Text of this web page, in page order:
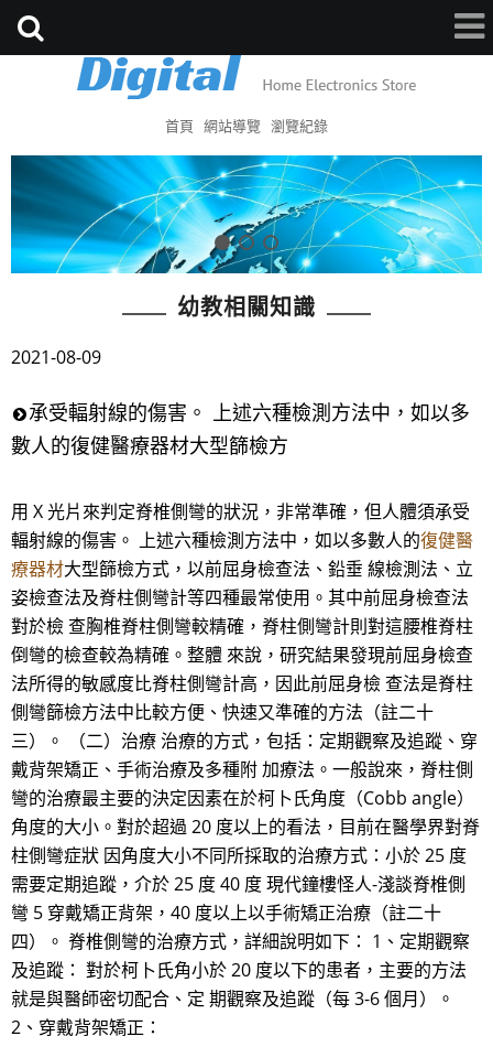
首頁 網站導覽 瀏覽紀錄
幼教相關知識
2021-08-09
承受輻射線的傷害。 上述六種檢測方法中，如以多
數人的復健醫療器材大型篩檢方
用 X 光片來判定脊椎側彎的狀況，非常準確，但人體須承受
輻射線的傷害。 上述六種檢測方法中，如以多數人的復健醫
療器材大型篩檢方式，以前屈身檢查法、鉛垂 線檢測法、立
姿檢查法及脊柱側彎計等四種最常使用。其中前屈身檢查法
對於檢 查胸椎脊柱側彎較精確，脊柱側彎計則對這腰椎脊柱
倒彎的檢查較為精確。整體 來說，研究結果發現前屈身檢查
法所得的敏感度比脊柱側彎計高，因此前屈身檢 查法是脊柱
側彎篩檢方法中比較方便、快速又準確的方法（註二十
三）。 （二）治療 治療的方式，包括：定期觀察及追蹤、穿
戴背架矯正、手術治療及多種附 加療法。一般說來，脊柱側
彎的治療最主要的決定因素在於柯卜氏角度（Cobb angle）
角度的大小。對於超過 20 度以上的看法，目前在醫學界對脊
柱側彎症狀 因角度大小不同所採取的治療方式：小於 25 度
需要定期追蹤，介於 25 度 40 度 現代鐘樓怪人-淺談脊椎側
彎 5 穿戴矯正背架，40 度以上以手術矯正治療（註二十
四）。 脊椎側彎的治療方式，詳細說明如下： 1、定期觀察
及追蹤： 對於柯卜氏角小於 20 度以下的患者，主要的方法
就是與醫師密切配合、定 期觀察及追蹤（每 3-6 個月）。
2、穿戴背架矯正：